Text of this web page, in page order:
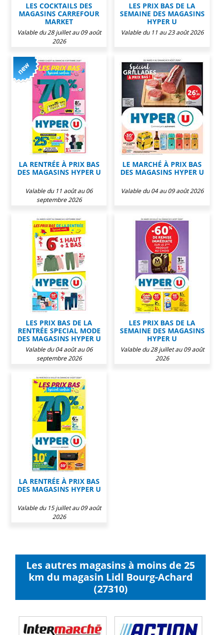
LES COCKTAILS DES
MAGASINS CARREFOUR
MARKET
Valable du 28 juillet au 09 août
2026
LES PRIX BAS DE LA
SEMAINE DES MAGASINS
HYPER U
Valable du 11 au 23 août 2026
LA RENTRÉE À PRIX BAS
DES MAGASINS HYPER U
Valable du 11 août au 06
septembre 2026
LE MARCHÉ À PRIX BAS
DES MAGASINS HYPER U
Valable du 04 au 09 août 2026
LES PRIX BAS DE LA
RENTRÉE SPECIAL MODE
DES MAGASINS HYPER U
Valable du 04 août au 06
septembre 2026
LES PRIX BAS DE LA
SEMAINE DES MAGASINS
HYPER U
Valable du 28 juillet au 09 août
2026
LA RENTRÉE À PRIX BAS
DES MAGASINS HYPER U
Valable du 15 juillet au 09 août
2026
Les autres magasins à moins de 25
km du magasin Lidl Bourg-Achard
(27310)